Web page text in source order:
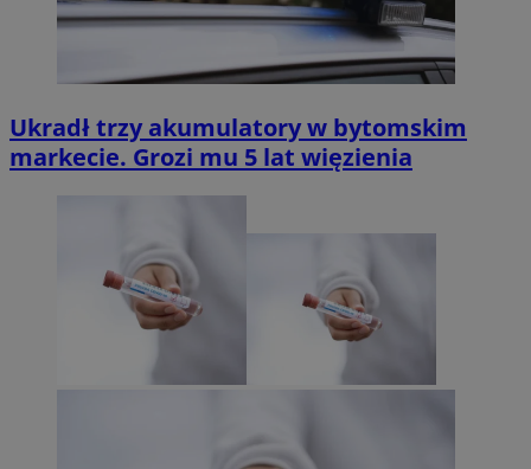
Ukradł trzy akumulatory w bytomskim
markecie. Grozi mu 5 lat więzienia